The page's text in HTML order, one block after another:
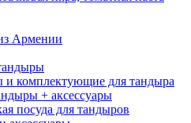
Армении
и комплектующие для тандыра
+ аксессуары
посуда для тандыров